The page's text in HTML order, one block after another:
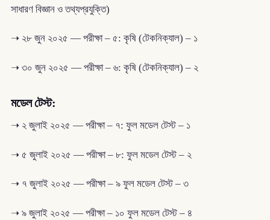
সাধারণ বিজ্ঞান ও তথ্যপ্রযুক্তি)
➝ ২৮ জুন ২০২৫ — পরীক্ষা – ৫: কৃষি (টেকনিক্যাল) – ১
➝ ৩০ জুন ২০২৫ — পরীক্ষা – ৬: কৃষি (টেকনিক্যাল) – ২
মডেল টেস্ট:
➝ ২ জুলাই ২০২৫ — পরীক্ষা – ৭: ফুল মডেল টেস্ট – ১
➝ ৫ জুলাই ২০২৫ — পরীক্ষা – ৮: ফুল মডেল টেস্ট – ২
➝ ৭ জুলাই ২০২৫ — পরীক্ষা – ৯ ফুল মডেল টেস্ট – ৩
➝ ৯ জুলাই ২০২৫ — পরীক্ষা – ১০ ফুল মডেল টেস্ট – ৪